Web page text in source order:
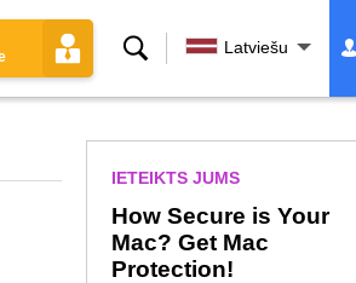
Meklēt Latviešu
IETEIKTS JUMS
How Secure is Your
Mac? Get Mac
Protection!